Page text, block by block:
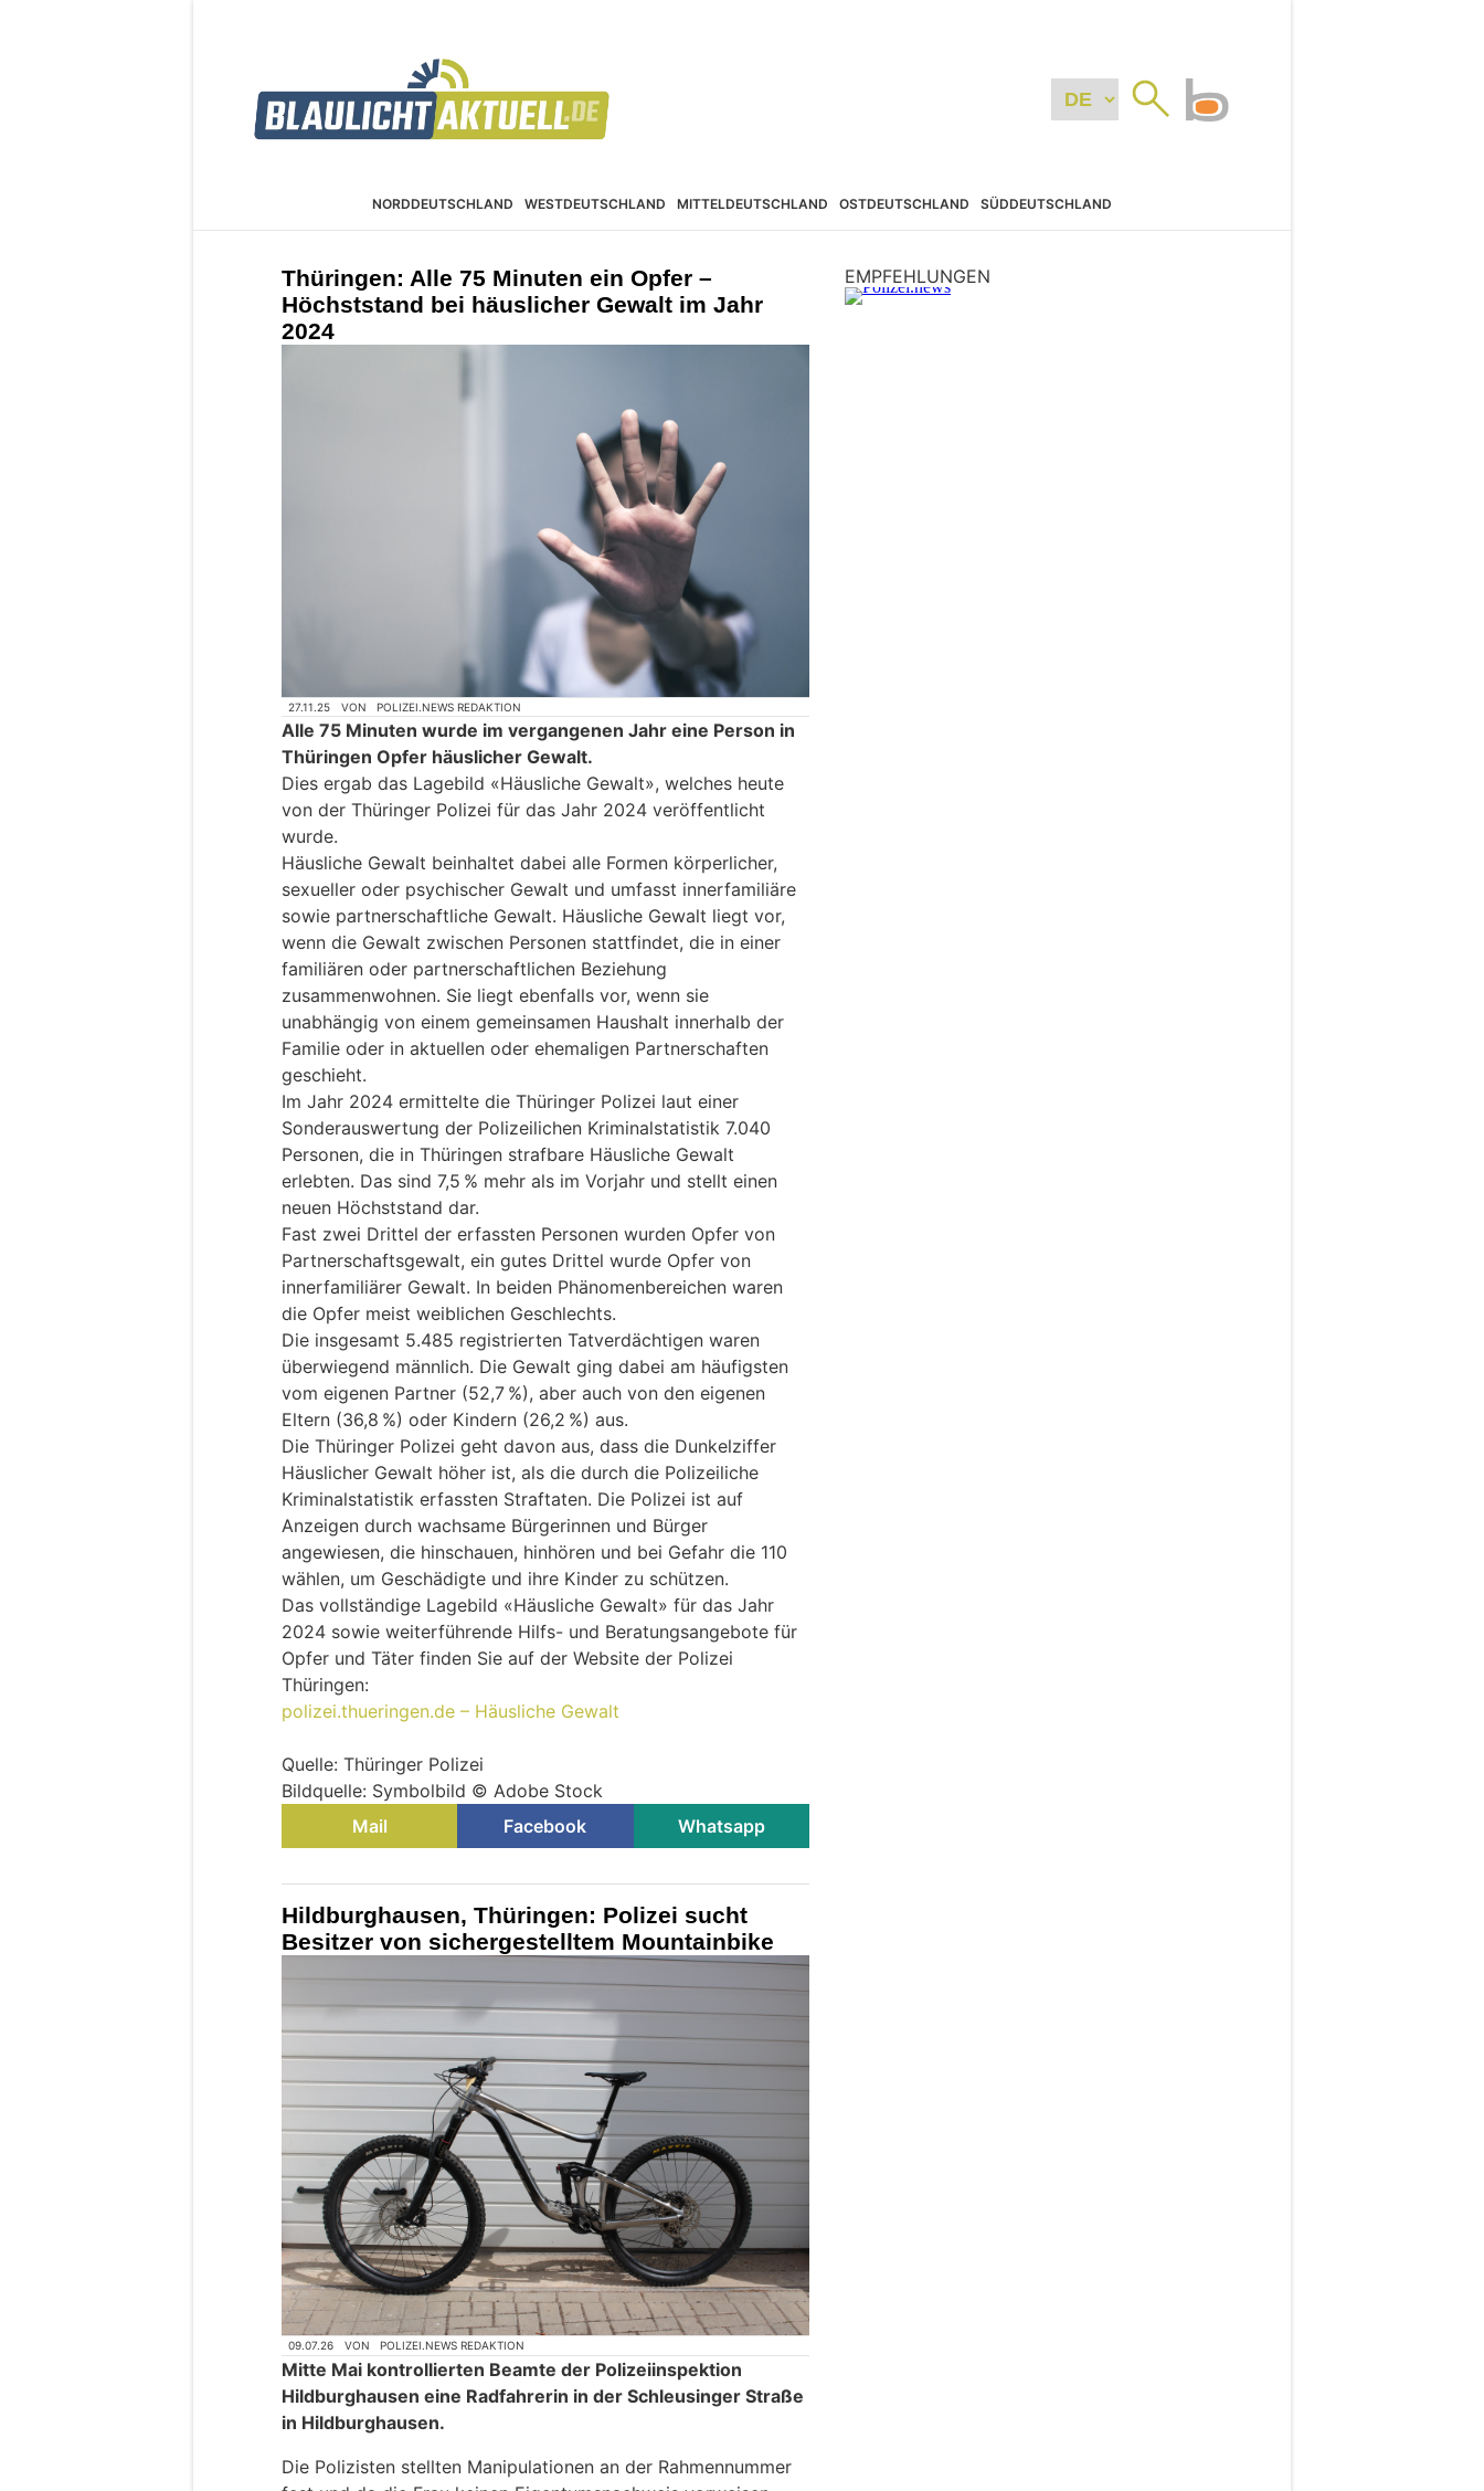
NORDDEUTSCHLAND WESTDEUTSCHLAND MITTELDEUTSCHLAND OSTDEUTSCHLAND SÜDDEUTSCHLAND
Thüringen: Alle 75 Minuten ein Opfer –
Höchststand bei häuslicher Gewalt im Jahr
2024
27.11.25 VON POLIZEI.NEWS REDAKTION
Alle 75 Minuten wurde im vergangenen Jahr eine Person in
Thüringen Opfer häuslicher Gewalt.
Dies ergab das Lagebild «Häusliche Gewalt», welches heute
von der Thüringer Polizei für das Jahr 2024 veröffentlicht
wurde.
Häusliche Gewalt beinhaltet dabei alle Formen körperlicher,
sexueller oder psychischer Gewalt und umfasst innerfamiliäre
sowie partnerschaftliche Gewalt. Häusliche Gewalt liegt vor,
wenn die Gewalt zwischen Personen stattfindet, die in einer
familiären oder partnerschaftlichen Beziehung
zusammenwohnen. Sie liegt ebenfalls vor, wenn sie
unabhängig von einem gemeinsamen Haushalt innerhalb der
Familie oder in aktuellen oder ehemaligen Partnerschaften
geschieht.
Im Jahr 2024 ermittelte die Thüringer Polizei laut einer
Sonderauswertung der Polizeilichen Kriminalstatistik 7.040
Personen, die in Thüringen strafbare Häusliche Gewalt
erlebten. Das sind 7,5 % mehr als im Vorjahr und stellt einen
neuen Höchststand dar.
Fast zwei Drittel der erfassten Personen wurden Opfer von
Partnerschaftsgewalt, ein gutes Drittel wurde Opfer von
innerfamiliärer Gewalt. In beiden Phänomenbereichen waren
die Opfer meist weiblichen Geschlechts.
Die insgesamt 5.485 registrierten Tatverdächtigen waren
überwiegend männlich. Die Gewalt ging dabei am häufigsten
vom eigenen Partner (52,7 %), aber auch von den eigenen
Eltern (36,8 %) oder Kindern (26,2 %) aus.
Die Thüringer Polizei geht davon aus, dass die Dunkelziffer
Häuslicher Gewalt höher ist, als die durch die Polizeiliche
Kriminalstatistik erfassten Straftaten. Die Polizei ist auf
Anzeigen durch wachsame Bürgerinnen und Bürger
angewiesen, die hinschauen, hinhören und bei Gefahr die 110
wählen, um Geschädigte und ihre Kinder zu schützen.
Das vollständige Lagebild «Häusliche Gewalt» für das Jahr
2024 sowie weiterführende Hilfs- und Beratungsangebote für
Opfer und Täter finden Sie auf der Website der Polizei
Thüringen:
polizei.thueringen.de – Häusliche Gewalt
Quelle: Thüringer Polizei
Bildquelle: Symbolbild © Adobe Stock
Mail
Facebook Whatsapp
Hildburghausen, Thüringen: Polizei sucht
Besitzer von sichergestelltem Mountainbike
09.07.26 VON POLIZEI.NEWS REDAKTION
Mitte Mai kontrollierten Beamte der Polizeiinspektion
Hildburghausen eine Radfahrerin in der Schleusinger Straße
in Hildburghausen.
Die Polizisten stellten Manipulationen an der Rahmennummer
EMPFEHLUNGEN